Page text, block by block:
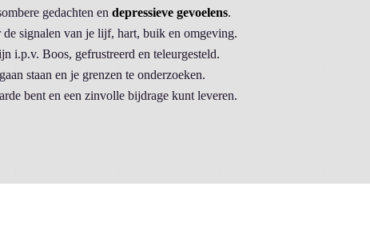
gedachten endepressieve gevoelens.
de signalen van je lijf, hart, buik en omgeving.
i.p.v. Boos, gefrustreerd en teleurgesteld.
staan en je grenzen te onderzoeken.
bent en een zinvolle bijdrage kunt leveren.